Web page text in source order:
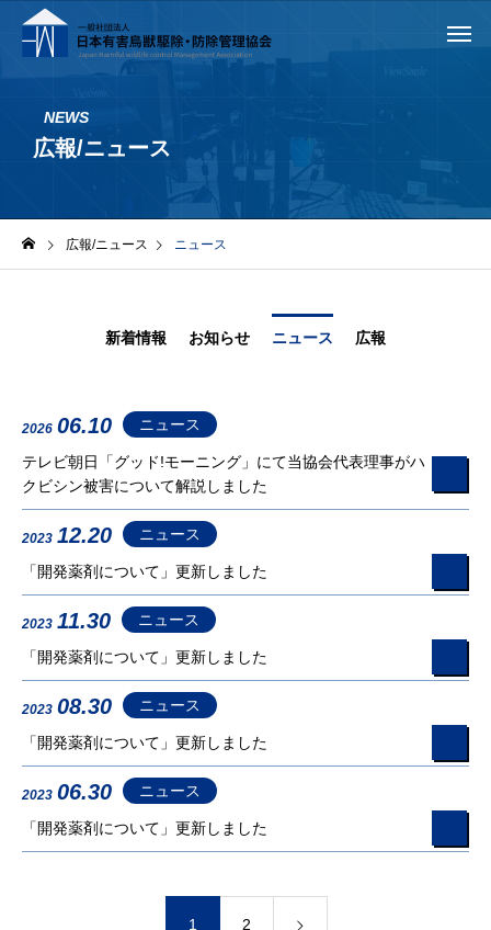
NEWS
広報/ニュース
広報/ニュース ニュース
新着情報 お知らせ ニュース 広報
2026 06.10 ニュース
テレビ朝日「グッド!モーニング」にて当協会代表理事がハ
クビシン被害について解説しました
2023 12.20 ニュース
「開発薬剤について」更新しました
2023 11.30 ニュース
「開発薬剤について」更新しました
2023 08.30 ニュース
「開発薬剤について」更新しました
2023 06.30 ニュース
「開発薬剤について」更新しました
1 2